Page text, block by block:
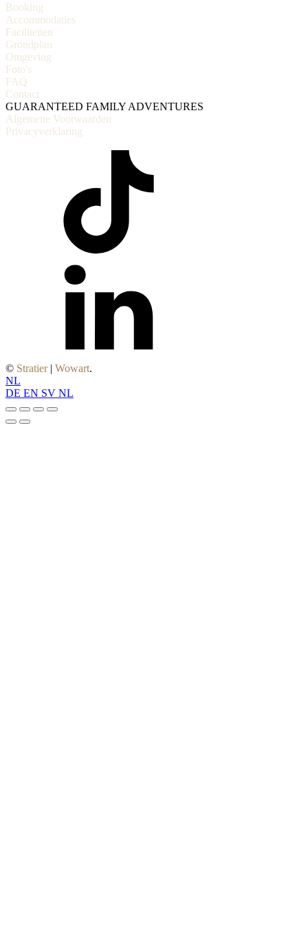
Booking
Accommodaties
Faciliteiten
Grondplan
Omgeving
Foto's
FAQ
Contact
GUARANTEED FAMILY ADVENTURES
Algemene Voorwaarden
Privacyverklaring
© Stratier| Wowart.
NL
DE EN SV NL